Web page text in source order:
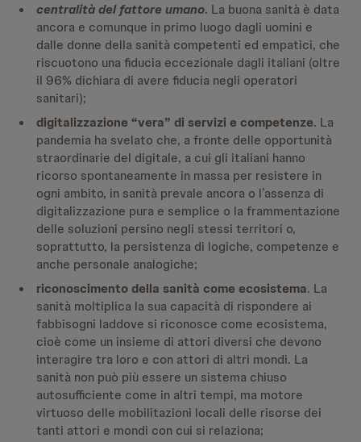
centralità del fattore umano. La buona sanità è data
ancora e comunque in primo luogo dagli uomini e
dalle donne della sanità competenti ed empatici, che
riscuotono una fiducia eccezionale dagli italiani (oltre
il 96% dichiara di avere fiducia negli operatori
sanitari);
digitalizzazione “vera” di servizi e competenze. La
pandemia ha svelato che, a fronte delle opportunità
straordinarie del digitale, a cui gli italiani hanno
ricorso spontaneamente in massa per resistere in
ogni ambito, in sanità prevale ancora o l’assenza di
digitalizzazione pura e semplice o la frammentazione
delle soluzioni persino negli stessi territori o,
soprattutto, la persistenza di logiche, competenze e
anche personale analogiche;
riconoscimento della sanità come ecosistema. La
sanità moltiplica la sua capacità di rispondere ai
fabbisogni laddove si riconosce come ecosistema,
cioè come un insieme di attori diversi che devono
interagire tra loro e con attori di altri mondi. La
sanità non può più essere un sistema chiuso
autosufficiente come in altri tempi, ma motore
virtuoso delle mobilitazioni locali delle risorse dei
tanti attori e mondi con cui si relaziona;